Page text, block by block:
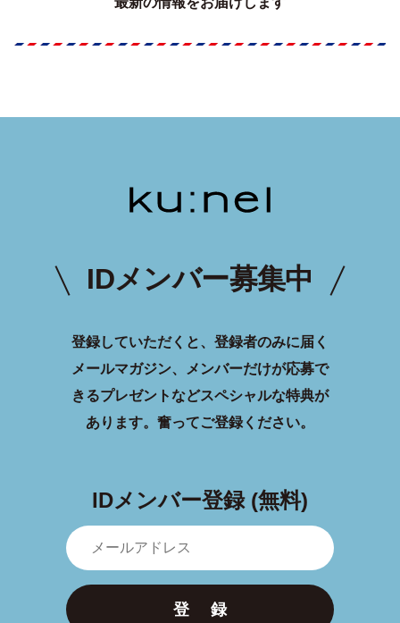
IDメンバー募集中
登録していただくと、登録者のみに届く
メールマガジン、メンバーだけが応募で
きるプレゼントなどスペシャルな特典が
あります。 奮ってご登録ください。
IDメンバー登録 (無料)
登 録